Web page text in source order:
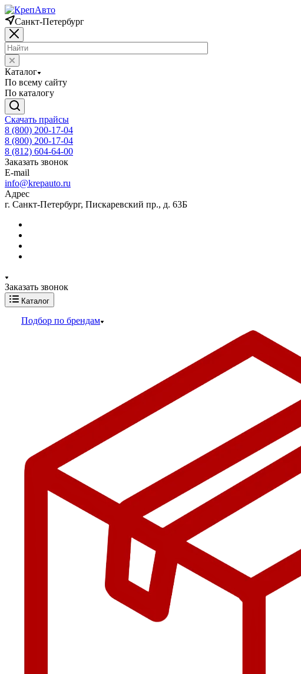
Санкт-Петербург
Каталог
По всему сайту
По каталогу
Скачать прайсы
8 (800) 200-17-04
8 (800) 200-17-04
8 (812) 604-64-00
Заказать звонок
E-mail
info@krepauto.ru
Адрес
г. Санкт-Петербург, Пискаревский пр., д. 63Б
Заказать звонок
Каталог
Подбор по брендам